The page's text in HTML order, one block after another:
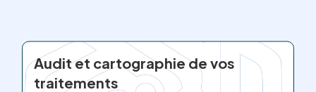
Audit et cartographie de vos
traitements